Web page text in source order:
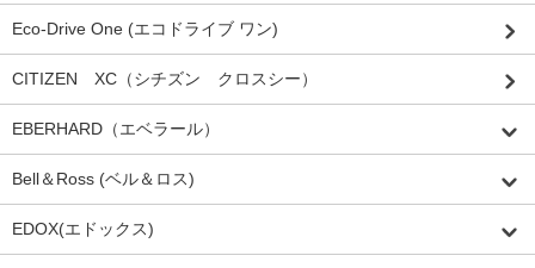
Eco-Drive One (エコドライブ ワン)
CITIZEN XC（シチズン クロスシー）
EBERHARD（エベラール）
Bell＆Ross (ベル＆ロス)
EDOX(エドックス)